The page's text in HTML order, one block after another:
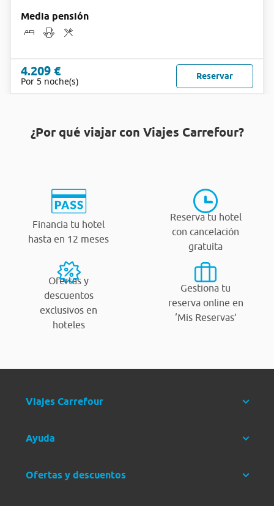
Media pensión
4.209 €
Por 5 noche(s) Reservar
¿Por qué viajar con Viajes Carrefour?
Financia tu hotel
hasta en 12 meses
Reserva tu hotel
con cancelación
gratuita
Ofertas y
descuentos
exclusivos en
hoteles
Gestiona tu
reserva online en
‘Mis Reservas’
Viajes Carrefour
Ayuda
Ofertas y descuentos